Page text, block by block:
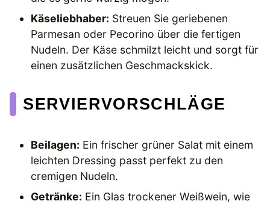
Käseliebhaber: Streuen Sie geriebenen
Parmesan oder Pecorino über die fertigen
Nudeln. Der Käse schmilzt leicht und sorgt für
einen zusätzlichen Geschmackskick.
SERVIERVORSCHLÄGE
Beilagen: Ein frischer grüner Salat mit einem
leichten Dressing passt perfekt zu den
cremigen Nudeln.
Getränke: Ein Glas trockener Weißwein, wie